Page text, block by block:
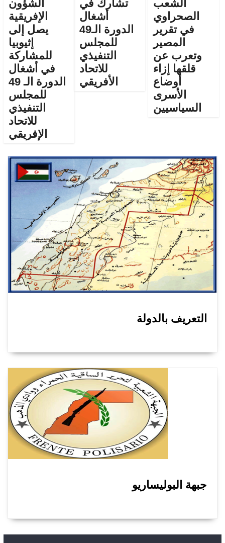
الشعب
الصحراوي
في تقرير
المصير
وتعرب عن
قلقها إزاء
أوضاع
الأسرى
السياسيين
تشارك في
أشغال
الدورة الـ49
للمجلس
التنفيذي
للاتحاد
الأفريقي
الشؤون
الإفريقية
يصل إلى
إثيوبيا
للمشاركة
في أشغال
الدورة الـ 49
للمجلس
التنفيذي
للاتحاد
الإفريقي
التعريف بالدولة
جبهة البوليساريو